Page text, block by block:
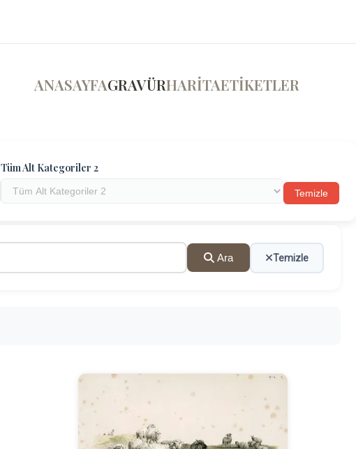
ANASAYFAGRAVÜRHARİTAETİKETLER
Tüm Alt Kategoriler 2
Temizle
Ara Temizle